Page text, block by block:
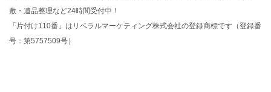
敷・遺品整理など24時間受付中！
「片付け110番」はリベラルマーケティング株式会社の登録商標です（登録番
号：第5757509号）